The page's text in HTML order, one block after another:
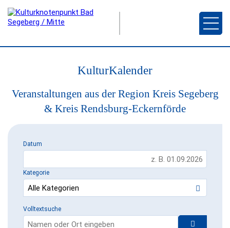
KulturKalender
Veranstaltungen aus der Region Kreis Segeberg
& Kreis Rendsburg-Eckernförde
Datum
Kategorie
Volltextsuche